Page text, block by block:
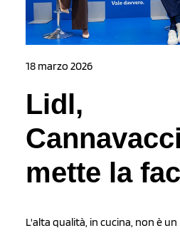
18 marzo 2026
Lidl,
mette la
L'alta qualità, in cucina, non è